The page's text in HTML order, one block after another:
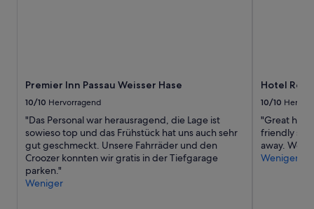
Premier Inn Passau Weisser Hase
10/10 Hervorragend
"Das Personal war herausragend, die Lage ist
sowieso top und das Frühstück hat uns auch sehr
gut geschmeckt. Unsere Fahrräder und den
Croozer konnten wir gratis in der Tiefgarage
parken."
Weniger
Hotel
10/10
"Great
friendly
away. We
Weniger